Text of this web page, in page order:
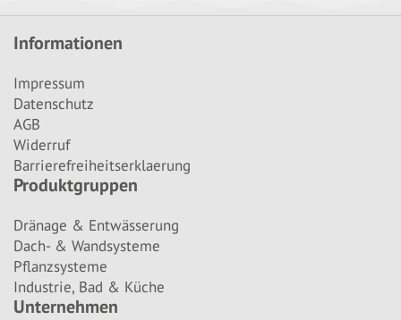
Informationen
Impressum
Datenschutz
AGB
Widerruf
Barrierefreiheitserklaerung
Produktgruppen
Dränage & Entwässerung
Dach- & Wandsysteme
Pflanzsysteme
Industrie, Bad & Küche
Unternehmen